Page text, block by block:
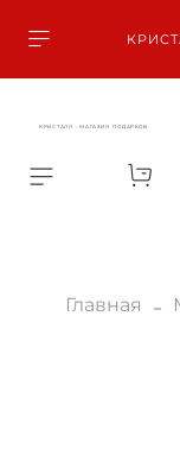
КРИСТАЛЛ - МАГАЗИН ПОДАРКОВ
Главная